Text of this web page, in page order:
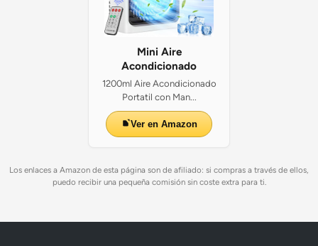
Mini Aire
Acondicionado
1200ml Aire Acondicionado
Portatil con Man...
Ver en Amazon
Los enlaces a Amazon de esta página son de afiliado: si compras a través de ellos,
puedo recibir una pequeña comisión sin coste extra para ti.